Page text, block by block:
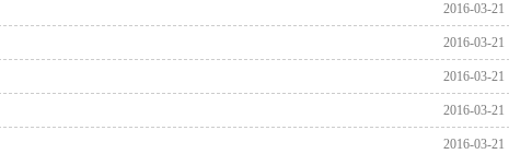
2016-03-21
2016-03-21
2016-03-21
2016-03-21
2016-03-21